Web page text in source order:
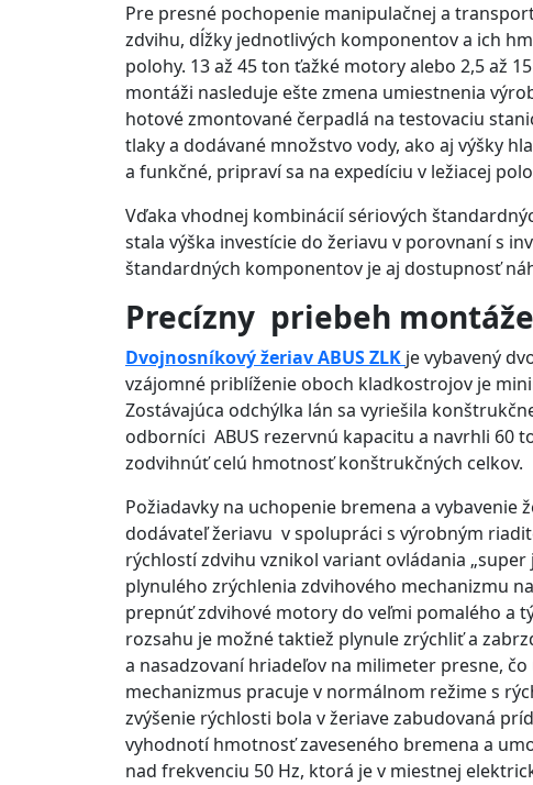
Pre presné pochopenie manipulačnej a
zdvihu, dĺžky jednotlivých komponentov a ich
polohy. 13 až 45 ton ťažké motory alebo 2,5 až
montáži nasleduje ešte zmena umiestnenia
hotové zmontované čerpadlá na testovaciu
tlaky a dodávané množstvo vody, ako aj výšky
a funkčné, pripraví sa na expedíciu v ležiacej
Vďaka vhodnej kombinácií sériových
stala výška investície do žeriavu v porovnaní s
štandardných komponentov je aj dostupnosť
Precízny priebeh montáže
Dvojnosníkový žeriav ABUS ZLK je vybavený
vzájomné priblíženie oboch kladkostrojov je
Zostávajúca odchýlka lán sa vyriešila
odborníci ABUS rezervnú kapacitu a navrhli 60
zodvihnúť celú hmotnosť konštrukčných celkov.
Požiadavky na uchopenie bremena a vybavenie
dodávateľ žeriavu v spolupráci s výrobným
rýchlostí zdvihu vznikol variant ovládania
plynulého zrýchlenia zdvihového mechanizmu
prepnúť zdvihové motory do veľmi pomalého a
rozsahu je možné taktiež plynule zrýchliť a
a nasadzovaní hriadeľov na milimeter presne,
mechanizmus pracuje v normálnom režime s
zvýšenie rýchlosti bola v žeriave zabudovaná
vyhodnotí hmotnosť zaveseného bremena a
nad frekvenciu 50 Hz, ktorá je v miestnej